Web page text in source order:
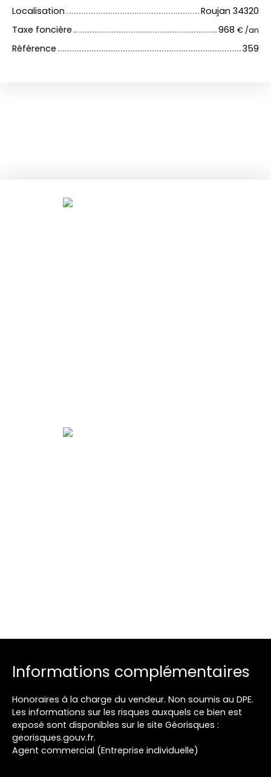
Localisation
Roujan 34320
Taxe foncière
968 € /an
Référence 359
Informations complémentaires
Honoraires à la charge du vendeur. Non soumis au DPE.
Les informations sur les risques auxquels ce bien est
exposé sont disponibles sur le site Géorisques :
georisques.gouv.fr.
Agent commercial (Entreprise individuelle)